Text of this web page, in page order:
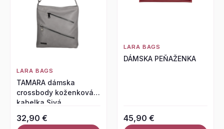
LARA BAGS
TAMARA dámska
crossbody koženková
kabelka Sivá
32,90 €
LARA BAGS
DÁMSKA PEŇAŽENKA
45,90 €